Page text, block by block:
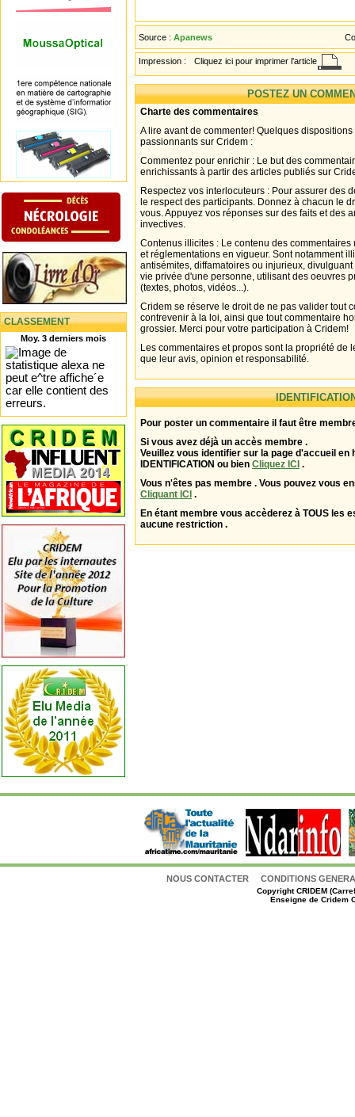
CLASSEMENT
Moy. 3 derniers mois
Source : Apanews
Impression : Cliquez ici pour imprimer l'article
POSTEZ UN
Charte des commentaires
A lire avant de commenter! Quelques
passionnants sur Cridem :
Commentez pour enrichir : Le but des
enrichissants à partir des articles publiés sur
Respectez vos interlocuteurs : Pour assurer des
le respect des participants. Donnez à chacun le
vous. Appuyez vos réponses sur des faits et des
invectives.
Contenus illicites : Le contenu des
et réglementations en vigueur. Sont notamment
antisémites, diffamatoires ou injurieux,
vie privée d'une personne, utilisant des oeuvres
(textes, photos, vidéos...).
Cridem se réserve le droit de ne pas valider tout
contrevenir à la loi, ainsi que tout commentaire
grossier. Merci pour votre participation à Cridem!
Les commentaires et propos sont la propriété de
que leur avis, opinion et responsabilité.
Pour poster un commentaire il faut être
Si vous avez déjà un accès membre .
Veuillez vous identifier sur la page d'accueil en
IDENTIFICATION ou bien Cliquez ICI .
Vous n'êtes pas membre . Vous pouvez vous
Cliquant ICI .
En étant membre vous accèderez à TOUS les
aucune restriction .
NOUS CONTACTER CONDITIONS
CopyrightCRIDEM
Enseigne de Cridem